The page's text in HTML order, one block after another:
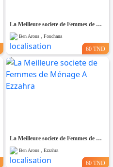
La Meilleure societe de Femmes de Ménage A Fouchana
Ben Arous , Fouchana
60 TND
La Meilleure societe de Femmes de Ménage A Ezzahra
Ben Arous , Ezzahra
60 TND